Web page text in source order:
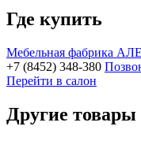
Где купить
Мебельная фабрика
+7 (8452) 348-380
Перейти в салон
Другие товары